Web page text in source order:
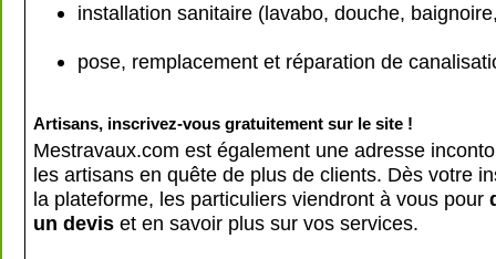
installation sanitaire (lavabo, douche,
pose, remplacement et réparation de
Artisans, inscrivez-vous gratuitement sur le site !
Mestravaux.com est également une adresse
les artisans en quête de plus de clients. Dès votre
la plateforme, les particuliers viendront à vous pour
un devis et en savoir plus sur vos services.